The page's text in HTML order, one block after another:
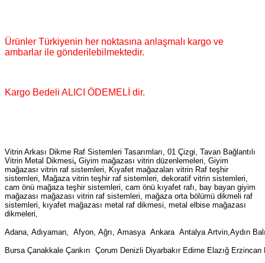
Ürünler Türkiyenin her noktasına anlaşmalı kargo ve
ambarlar ile gönderilebilmektedir.
Kargo Bedeli ALICI ÖDEMELİ dir.
Vitrin Arkası Dikme Raf Sistemleri Tasarımları, 01 Çizgi, Tavan Bağlantılı
Vitrin Metal Dikmesi, Giyim mağazası vitrin düzenlemeleri, Giyim
mağazası vitrin raf sistemleri, Kıyafet mağazaları vitrin Raf teşhir
sistemleri, Mağaza vitrin teşhir raf sistemleri, dekoratif vitrin sistemleri,
cam önü mağaza teşhir sistemleri, cam önü kıyafet rafı, bay bayan giyim
mağazası mağazası vitrin raf sistemleri, mağaza orta bölümü dikmeli raf
sistemleri, kıyafet mağazası metal raf dikmesi, metal elbise mağazası
dikmeleri,
Adana, Adıyaman, Afyon, Ağrı, Amasya Ankara Antalya Artvin,Aydın
Bursa Çanakkale Çankırı Çorum Denizli Diyarbakır Edirne Elazığ